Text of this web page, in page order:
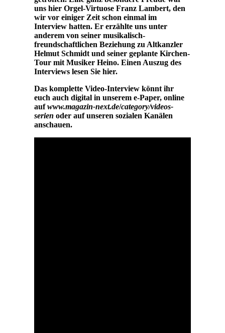
uns hier Orgel-Virtuose Franz Lambert, den
wir vor einiger Zeit schon einmal im
Interview hatten. Er erzählte uns unter
anderem von seiner musikalisch-
freundschaftlichen Beziehung zu Altkanzler
Helmut Schmidt und seiner geplante Kirchen-
Tour mit Musiker Heino. Einen Auszug des
Interviews lesen Sie hier.
Das komplette Video-Interview könnt ihr
euch auch digital in unserem e-Paper, online
aufwww.magazin-next.de/category/videos-
serien oder auf unseren sozialen Kanälen
anschauen.